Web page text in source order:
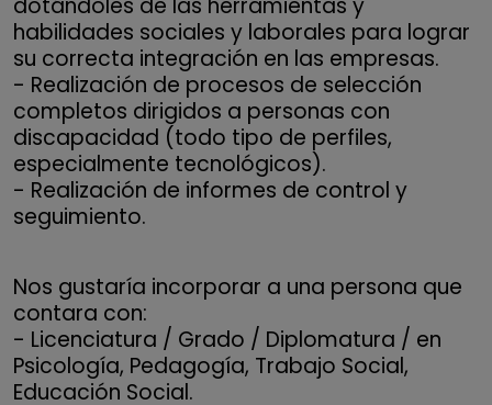
dotándoles de las herramientas y
habilidades sociales y laborales para lograr
su correcta integración en las empresas.
- Realización de procesos de selección
completos dirigidos a personas con
discapacidad (todo tipo de perfiles,
especialmente tecnológicos).
- Realización de informes de control y
seguimiento.
Nos gustaría incorporar a una persona que
contara con:
- Licenciatura / Grado / Diplomatura / en
Psicología, Pedagogía, Trabajo Social,
Educación Social.